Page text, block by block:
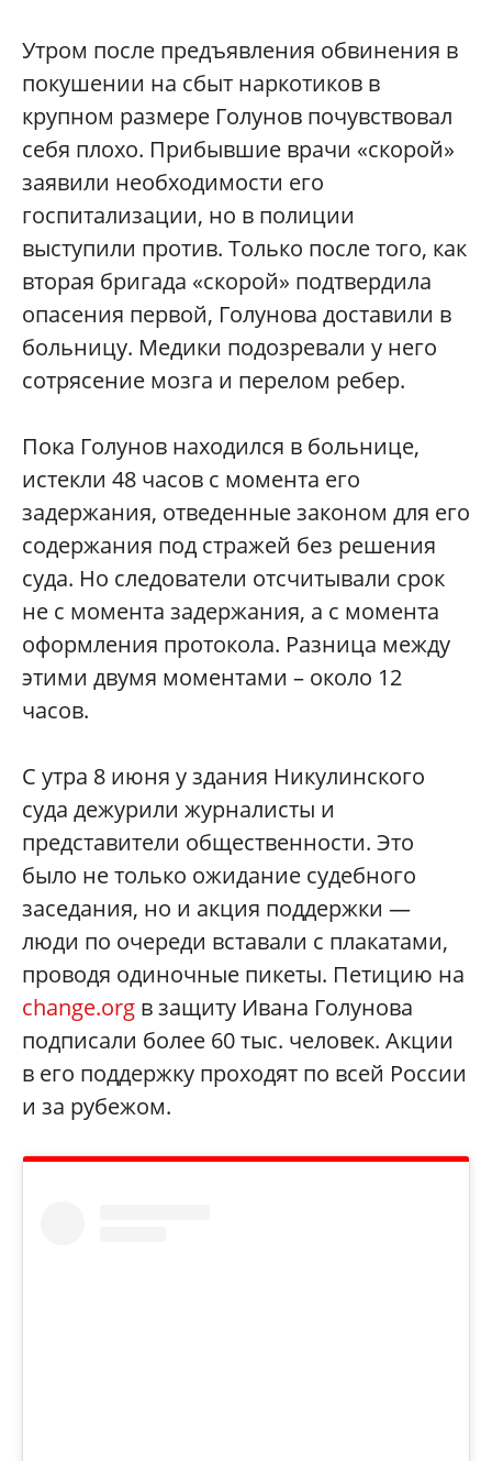
Утром после предъявления обвинения в
покушении на сбыт наркотиков в
крупном размере Голунов почувствовал
себя плохо. Прибывшие врачи «скорой»
заявили необходимости его
госпитализации, но в полиции
выступили против. Только после того, как
вторая бригада «скорой» подтвердила
опасения первой, Голунова доставили в
больницу. Медики подозревали у него
сотрясение мозга и перелом ребер.
Пока Голунов находился в больнице,
истекли 48 часов с момента его
задержания, отведенные законом для его
содержания под стражей без решения
суда. Но следователи отсчитывали срок
не с момента задержания, а с момента
оформления протокола. Разница между
этими двумя моментами – около 12
часов.
С утра 8 июня у здания Никулинского
суда дежурили журналисты и
представители общественности. Это
было не только ожидание судебного
заседания, но и акция поддержки —
люди по очереди вставали с плакатами,
проводя одиночные пикеты. Петицию на
change.org в защиту Ивана Голунова
подписали более 60 тыс. человек. Акции
в его поддержку проходят по всей России
и за рубежом.